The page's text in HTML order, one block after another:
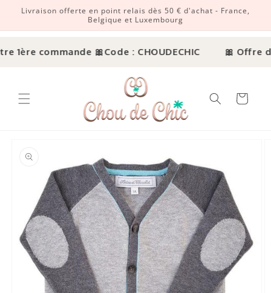
et passer au contenu
Livraison offerte en point relais dès 50 € d'achat - France,
Belgique et Luxembourg
commande 🎀 Code : CHOUDECHIC 🎀 Offre
Panier
informations produits